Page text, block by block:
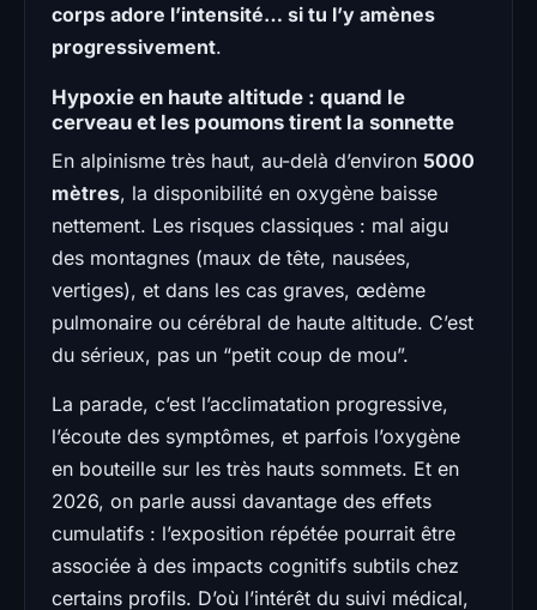
corps adore l’intensité… si tu l’y amènes
progressivement.
Hypoxie en haute altitude : quand le
cerveau et les poumons tirent la sonnette
En alpinisme très haut, au-delà d’environ 5000
mètres, la disponibilité en oxygène baisse
nettement. Les risques classiques : mal aigu
des montagnes (maux de tête, nausées,
vertiges), et dans les cas graves, œdème
pulmonaire ou cérébral de haute altitude. C’est
du sérieux, pas un “petit coup de mou”.
La parade, c’est l’acclimatation progressive,
l’écoute des symptômes, et parfois l’oxygène
en bouteille sur les très hauts sommets. Et en
2026, on parle aussi davantage des effets
cumulatifs : l’exposition répétée pourrait être
associée à des impacts cognitifs subtils chez
certains profils. D’où l’intérêt du suivi médical,